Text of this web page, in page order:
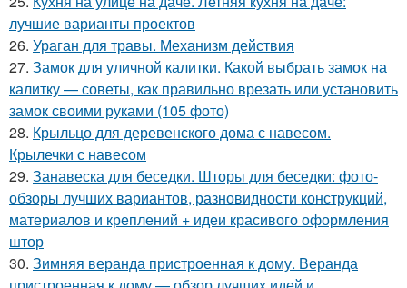
лучшие варианты проектов
26. Ураган для травы. Механизм действия
27. Замок для уличной калитки. Какой выбрать замок на
калитку — советы, как правильно врезать или установить
замок своими руками (105 фото)
28. Крыльцо для деревенского дома с навесом.
Крылечки с навесом
29. Занавеска для беседки. Шторы для беседки: фото-
обзоры лучших вариантов, разновидности конструкций,
материалов и креплений + идеи красивого оформления
штор
30. Зимняя веранда пристроенная к дому. Веранда